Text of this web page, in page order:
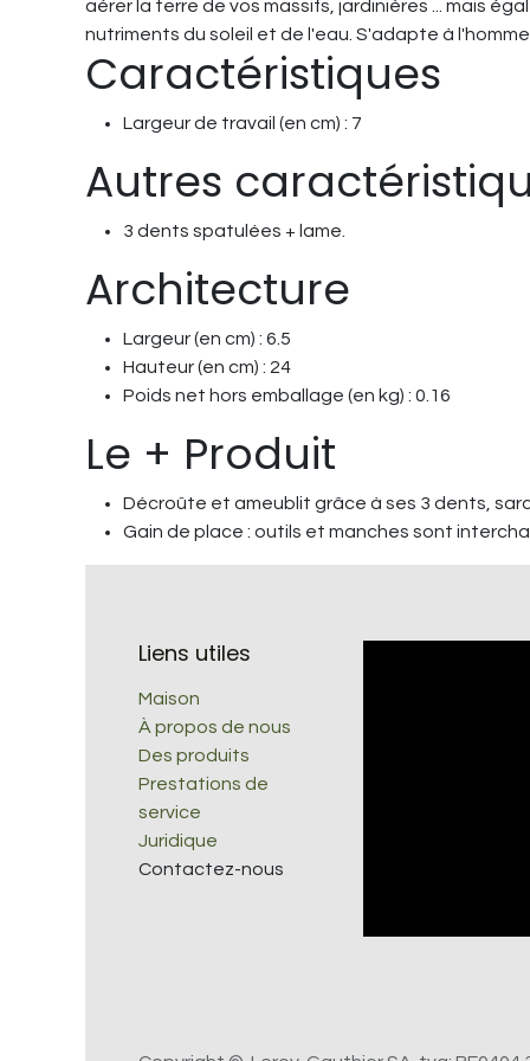
aérer la terre de vos massifs, jardinières ... mais
nutriments du soleil et de l'eau. S'adapte à
Caractéristiques
Largeur de travail (en cm) : 7
Autres
3 dents spatulées + lame.
Architecture
Largeur (en cm) : 6.5
Hauteur (en cm) : 24
Poids net hors emballage (en kg) : 0.16
Le + Produit
Décroûte et ameublit grâce à ses 3 dents,
Gain de place : outils et manches sont
Liens utiles
Maison
À propos de nous
Des produits
Prestations de
service
Juridique
Contactez-nous